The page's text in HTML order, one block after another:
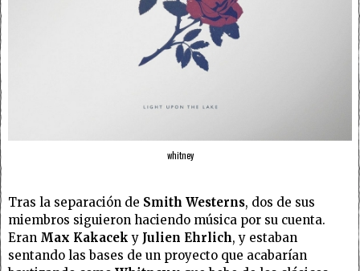
whitney
Tras la separación de Smith Westerns, dos de sus
miembros siguieron haciendo música por su cuenta.
Eran Max Kakacek y Julien Ehrlich, y estaban
sentando las bases de un proyecto que acabarían